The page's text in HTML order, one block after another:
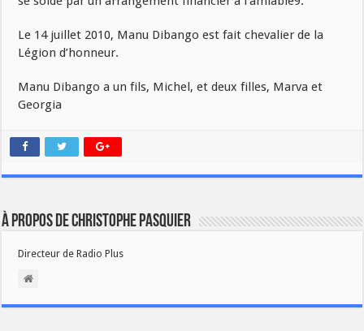
Le 14 juillet 2010, Manu Dibango est fait chevalier de la
Légion d’honneur.
Manu Dibango a un fils, Michel, et deux filles, Marva et
Georgia
À propos de Christophe PASQUIER
Directeur de Radio Plus